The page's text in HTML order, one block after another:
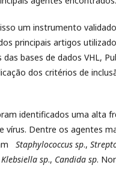
um instrumento
principais artigos
bases de dados VHL,
dos critérios de
identificados uma alta
vírus. Dentre os agentes
Staphylococcus sp.,
Klebsiella sp., Candida sp.